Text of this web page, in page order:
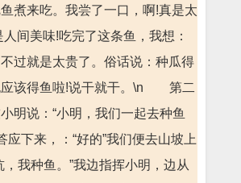
煮来吃。我尝了一口，啊!真是太
间美味!吃完了这条鱼，我想：
过就是太贵了。俗话说：种瓜得
应该得鱼啦!说干就干。\n 第二
明说：“小明，我们一起去种鱼
应下来，：“好的”我们便去山坡上
，我种鱼。”我边指挥小明，边从